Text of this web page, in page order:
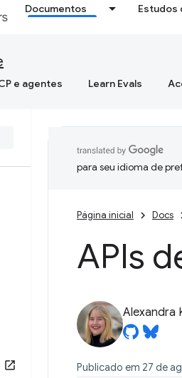
Documentos Estudos
e agentes Learn Evals
para seu idioma de
Página inicial Docs
APIs
Alexandra
Publicado em 27 de